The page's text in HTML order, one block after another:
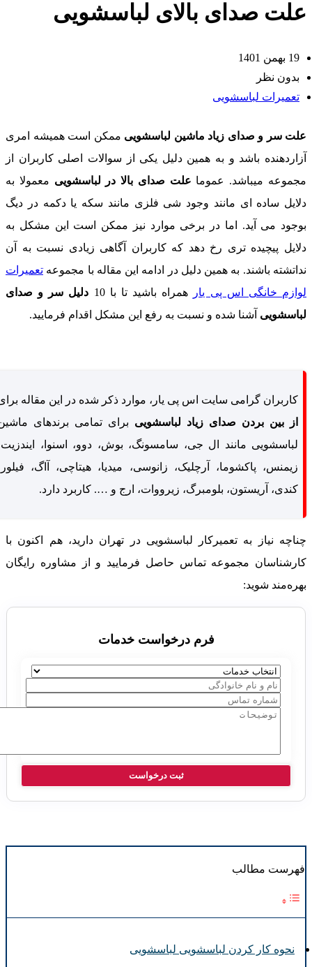
صدای بالای لباسشویی
19 بهمن 1401
بدون نظر
تعمیرات لباسشویی
سر و صدای زیاد ماشین لباسشوییممکن است همیشه امری
باشد و به همین دلیل یکی از سوالات اصلی کاربران از
میباشد. عموماعلت صدای بالا در لباسشوییمعمولا به
ساده ای مانند وجود شی فلزی مانند سکه یا دکمه در دیگ
می ‌آید. اما در برخی موارد نیز ممکن است این مشکل به
پیچیده تری رخ دهد که کاربران آگاهی زیادی نسبت به آن
باشند. به همین دلیل در ادامه این مقاله با مجموعهتعمیرات
خانگی اس پی یارهمراه باشید تا با 10
دلیل سر و صدای
آشنا شده و نسبت به رفع این مشکل اقدام فرمایید.
کاربران گرامی سایت اس پی یار، موارد ذکر شده در این مقاله برای
از بین بردن صدای زیاد لباسشوییبرای تمامی برندهای ماشین
لباسشویی مانند ال جی، سامسونگ، بوش، دوو، اسنوا، ایندزیت،
زیمنس، پاکشوما، آرچلیک، زانوسی، میدیا، هیتاچی، آاگ، فیلور،
کندی، آریستون، بلومبرگ، زیرووات، ارج و …. کاربرد دارد.
نیاز به تعمیرکار لباسشویی در تهران دارید، هم اکنون با
مجموعه تماس حاصل فرمایید و از مشاوره رایگان
شوید:
فرم درخواست خدمات
فهرست مطالب
نحوه کار کردن لباسشویی لباسشویی